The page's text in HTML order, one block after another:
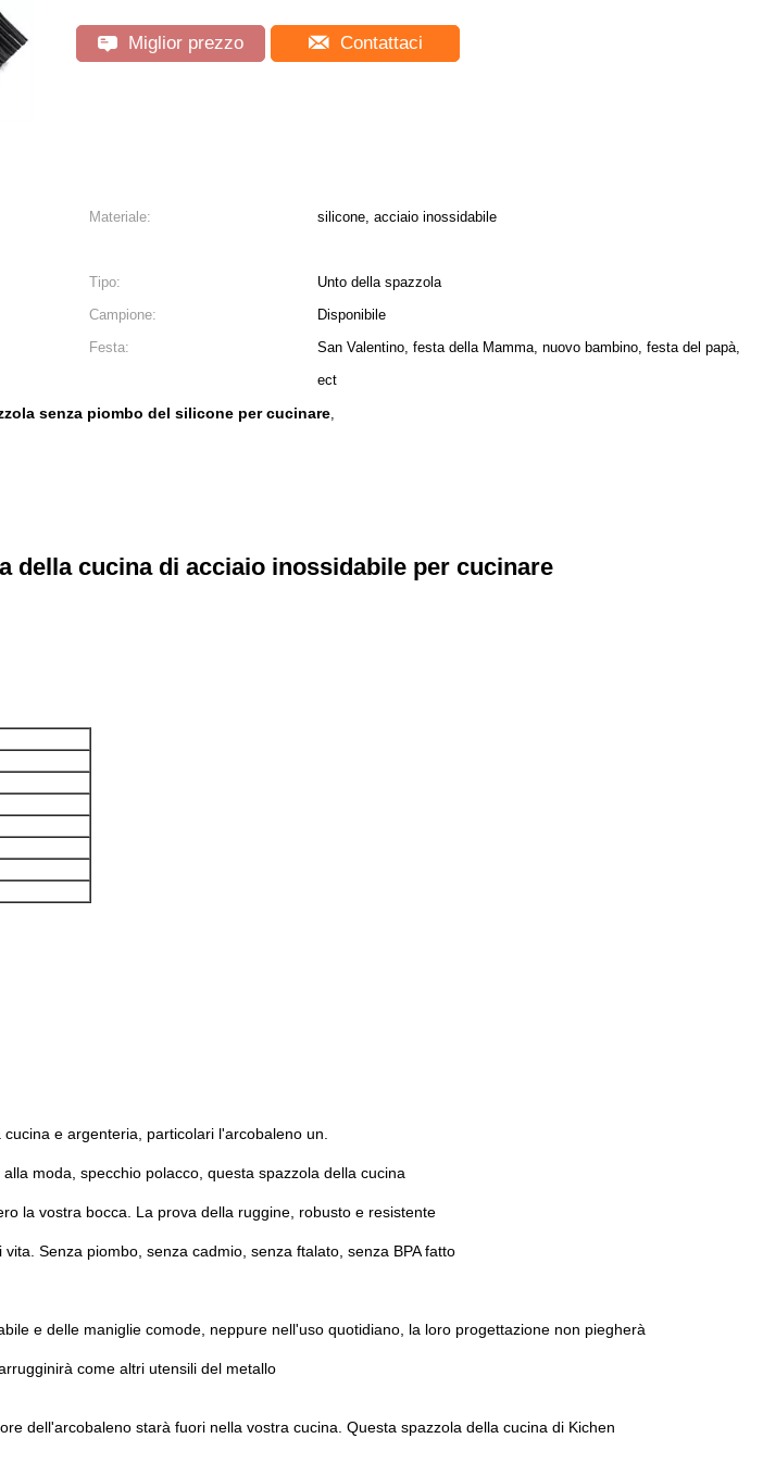
Miglior prezzo Contattaci
Materiale: silicone, acciaio inossidabile
Tipo:
Unto della spazzola
Campione:
Disponibile
Festa:
San Valentino, festa della Mamma, nuovo bambino, festa del papà,
ect
senza piombo del silicone per cucinare,
della cucina di acciaio inossidabile per cucinare
e argenteria, particolari l'arcobaleno un.
moda, specchio polacco, questa spazzola della cucina
la vostra bocca. La prova della ruggine, robusto e resistente
Senza piombo, senza cadmio, senza ftalato, senza BPA fatto
e delle maniglie comode, neppure nell'uso quotidiano, la loro progettazione non piegherà
come altri utensili del metallo
dell'arcobaleno starà fuori nella vostra cucina. Questa spazzola della cucina di Kichen